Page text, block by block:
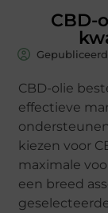
CBD-
CBD-olie
effectieve
kiezen voor
maximale
een breed